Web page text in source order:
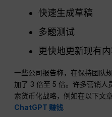
快速生成草稿
多题测试
更快地更新现有
一些公司报告称，在保持团队
加了 3 倍至 5 倍。许多营销人
索货币化战略，例如在以下文
ChatGPT 赚钱.